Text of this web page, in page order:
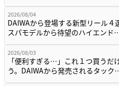
2026/08/04
DAIWAから登場する新型リール４
スパモデルから待望のハイエンド
2026/08/03
「便利すぎる…」これ１つ買うだ
う。DAIWAから発売されるタック